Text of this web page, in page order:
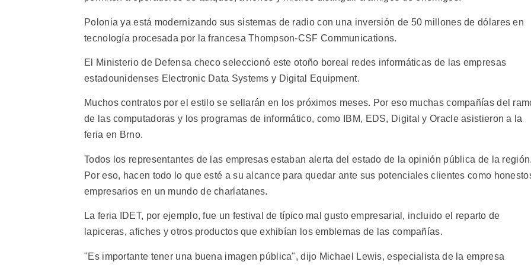
Polonia ya está modernizando sus sistemas de radio con una inversión de 50 millones de dólares en
tecnología procesada por la francesa Thompson-CSF Communications.
El Ministerio de Defensa checo seleccionó este otoño boreal redes informáticas de las empresas
estadounidenses Electronic Data Systems y Digital Equipment.
Muchos contratos por el estilo se sellarán en los próximos meses. Por eso muchas compañías del
de las computadoras y los programas de informático, como IBM, EDS, Digital y Oracle asistieron a la
feria en Brno.
Todos los representantes de las empresas estaban alerta del estado de la opinión pública de la región.
Por eso, hacen todo lo que esté a su alcance para quedar ante sus potenciales clientes como
empresarios en un mundo de charlatanes.
La feria IDET, por ejemplo, fue un festival de típico mal gusto empresarial, incluido el reparto de
lapiceras, afiches y otros productos que exhibían los emblemas de las compañías.
"Es importante tener una buena imagen pública", dijo Michael Lewis, especialista de la empresa